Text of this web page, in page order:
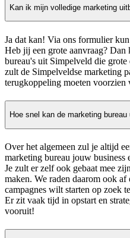
Kan ik mijn volledige marketing
Ja dat kan! Via ons formulier
Heb jij een grote aanvraag?
bureau's uit Simpelveld die
zult de Simpelveldse marketing
terugkoppeling moeten voorzien
Hoe snel kan de marketing
Over het algemeen zul je altijd
marketing bureau jouw business
Je zult er zelf ook gebaat mee
maken. We raden daarom ook
campagnes wilt starten op zoek
Er zit vaak tijd in opstart en
vooruit!